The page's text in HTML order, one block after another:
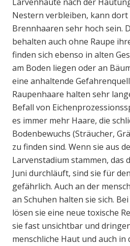
Nestern verbleiben, kann
Brennhaaren sehr hoch sein.
behalten auch ohne Raupe
finden sich ebenso in alten
am Boden liegen oder an
eine anhaltende
Raupenhaare halten sehr
Befall von
es immer mehr Haare, die
Bodenbewuchs (Sträucher,
zu finden sind. Wenn sie aus
Larvenstadium stammen, das
Juni durchläuft, sind sie für
gefährlich. Auch an der
an Schuhen halten sie sich.
lösen sie eine neue toxische
sie fast unsichtbar und
menschliche Haut und auch in